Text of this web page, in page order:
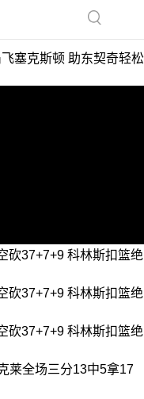
塞克斯顿 助东契奇轻松
砍37+7+9 科林斯扣篮绝
砍37+7+9 科林斯扣篮绝
砍37+7+9 科林斯扣篮绝
莱全场三分13中5拿17